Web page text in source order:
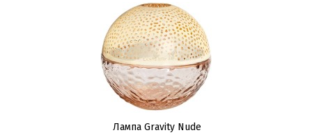
Лампа Gravity Nude